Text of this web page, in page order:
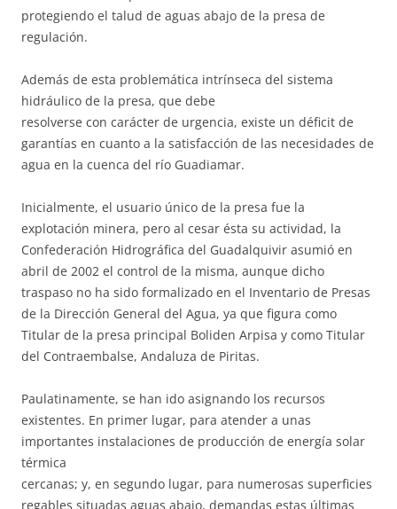
protegiendo el talud de aguas abajo de la presa de
regulación.
Además de esta problemática intrínseca del sistema
hidráulico de la presa, que debe
resolverse con carácter de urgencia, existe un déficit de
garantías en cuanto a la satisfacción de las necesidades de
agua en la cuenca del río Guadiamar.
Inicialmente, el usuario único de la presa fue la
explotación minera, pero al cesar ésta su actividad, la
Confederación Hidrográfica del Guadalquivir asumió en
abril de 2002 el control de la misma, aunque dicho
traspaso no ha sido formalizado en el Inventario de Presas
de la Dirección General del Agua, ya que figura como
Titular de la presa principal Boliden Arpisa y como Titular
del Contraembalse, Andaluza de Piritas.
Paulatinamente, se han ido asignando los recursos
existentes. En primer lugar, para atender a unas
importantes instalaciones de producción de energía solar
térmica
cercanas; y, en segundo lugar, para numerosas superficies
regables situadas aguas abajo, demandas estas últimas